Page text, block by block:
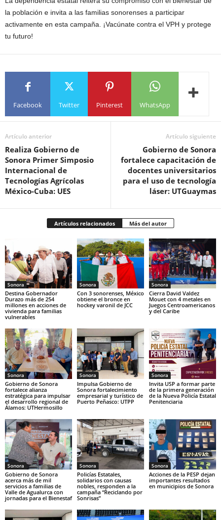
la población e invita a las familias sonorenses a participar
activamente en esta campaña. ¡Vacúnate contra el VPH y protege
tu futuro!
Facebook Twitter Pinterest WhatsApp
Artículo anterior
Realiza Gobierno de
Sonora Primer Simposio
Internacional de
Tecnologías Agrícolas
México-Cuba: UES
Artículo siguiente
Gobierno de Sonora
fortalece capacitación de
docentes universitarios
para el uso de tecnología
láser: UTGuaymas
Artículos relacionados Más del autor
Sonora
Destina Gobernador
Durazo más de 254
millones en acciones de
vivienda para familias
vulnerables
Sonora
Con 3 sonorenses, México
obtiene el bronce en
hockey varonil de JCC
Sonora
Cierra David Valdez
Mouet con 4 metales en
Juegos Centroamericanos
y del Caribe
Sonora
Gobierno de Sonora
fortalece alianza
estratégica para impulsar
el desarrollo regional de
Álamos: UTHermosillo
Sonora
Impulsa Gobierno de
Sonora fortalecimiento
empresarial y turístico de
Puerto Peñasco: UTPP
Sonora
Invita USP a formar parte
de la primera generación
de la Nueva Policía Estatal
Penitenciaria
Sonora
Gobierno de Sonora
acerca más de mil
servicios a familias de
Valle de Agualurca con
jornadas para el Bienestaf
Sonora
Policías Estatales,
solidarios con causas
nobles, responden a la
campaña “Reciclando por
Sonrisas”
Sonora
Acciones de la PESP dejan
importantes resultados
en municipios de Sonora